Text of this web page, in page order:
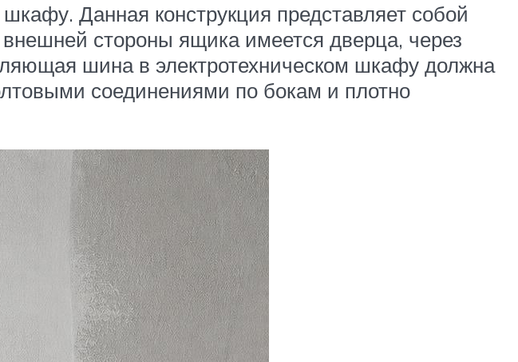
Данная конструкция представляет собой
стороны ящика имеется дверца, через
шина в электротехническом шкафу должна
соединениями по бокам и плотно